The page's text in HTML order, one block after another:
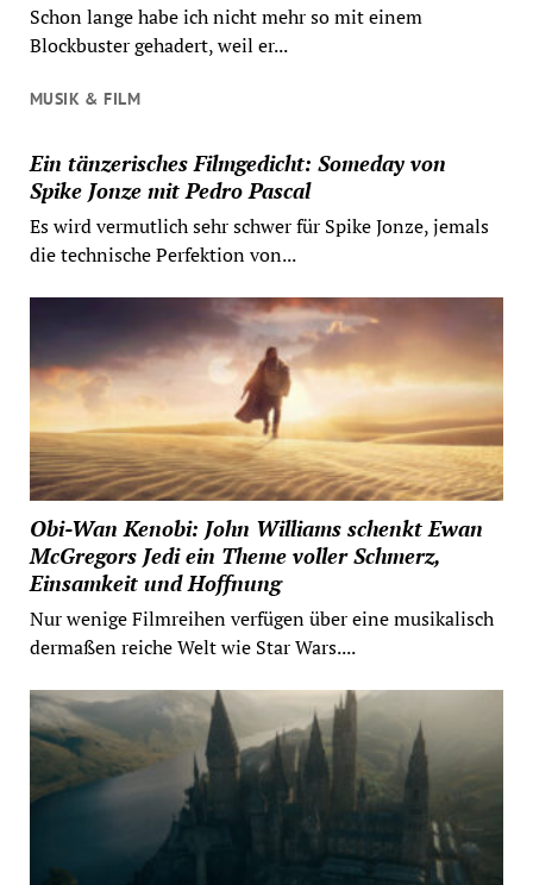
Schon lange habe ich nicht mehr so mit einem
Blockbuster gehadert, weil er...
MUSIK & FILM
Ein tänzerisches Filmgedicht: Someday von
Spike Jonze mit Pedro Pascal
Es wird vermutlich sehr schwer für Spike Jonze, jemals
die technische Perfektion von...
Obi-Wan Kenobi: John Williams schenkt Ewan
McGregors Jedi ein Theme voller Schmerz,
Einsamkeit und Hoffnung
Nur wenige Filmreihen verfügen über eine musikalisch
dermaßen reiche Welt wie Star Wars....